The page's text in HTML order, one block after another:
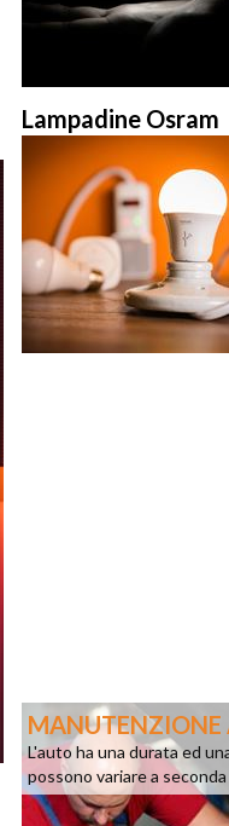
Lampadine Osram
MANUTENZIONE
L'auto ha una durata ed
possono variare a